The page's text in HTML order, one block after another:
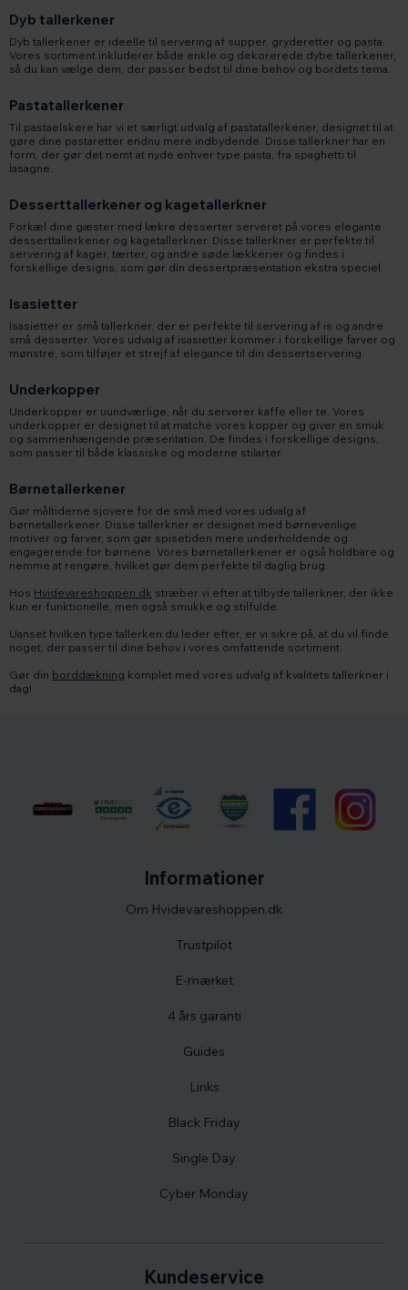
Dyb tallerkener
Dyb tallerkener er ideelle til servering af supper, gryderetter og pasta.
Vores sortiment inkluderer både enkle og dekorerede dybe tallerkener,
så du kan vælge dem, der passer bedst til dine behov og bordets tema.
Pastatallerkener
Til pastaelskere har vi et særligt udvalg af pastatallerkener, designet til at
gøre dine pastaretter endnu mere indbydende. Disse tallerkner har en
form, der gør det nemt at nyde enhver type pasta, fra spaghetti til
lasagne.
Desserttallerkener og kagetallerkner
Forkæl dine gæster med lækre desserter serveret på vores elegante
desserttallerkener og kagetallerkner. Disse tallerkner er perfekte til
servering af kager, tærter, og andre søde lækkerier og findes i
forskellige designs, som gør din dessertpræsentation ekstra speciel.
Isasietter
Isasietter er små tallerkner, der er perfekte til servering af is og andre
små desserter. Vores udvalg af isasietter kommer i forskellige farver og
mønstre, som tilføjer et strejf af elegance til din dessertservering.
Underkopper
Underkopper er uundværlige, når du serverer kaffe eller te. Vores
underkopper er designet til at matche vores kopper og giver en smuk
og sammenhængende præsentation. De findes i forskellige designs,
som passer til både klassiske og moderne stilarter.
Børnetallerkener
Gør måltiderne sjovere for de små med vores udvalg af
børnetallerkener. Disse tallerkner er designet med børnevenlige
motiver og farver, som gør spisetiden mere underholdende og
engagerende for børnene. Vores børnetallerkener er også holdbare og
nemme at rengøre, hvilket gør dem perfekte til daglig brug.
Hos Hvidevareshoppen.dk stræber vi efter at tilbyde tallerkner, der ikke
kun er funktionelle, men også smukke og stilfulde.
Uanset hvilken type tallerken du leder efter, er vi sikre på, at du vil finde
noget, der passer til dine behov i vores omfattende sortiment.
Gør din borddækning komplet med vores udvalg af kvalitets tallerkner i
dag!
Kundeservice
Informationer
Om Hvidevareshoppen.dk
Trustpilot
E-mærket
4 års garanti
Guides
Links
Black Friday
Single Day
Cyber Monday